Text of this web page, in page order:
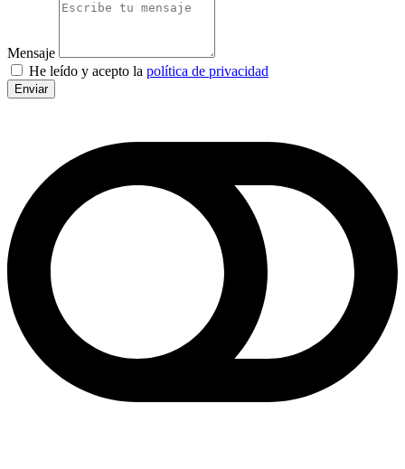
Mensaje
He leído y acepto la política de privacidad
Enviar